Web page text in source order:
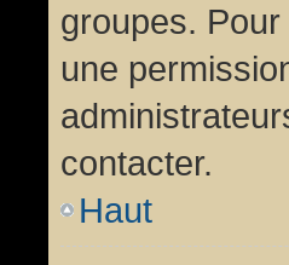
groupes.
une
contacter.
Haut